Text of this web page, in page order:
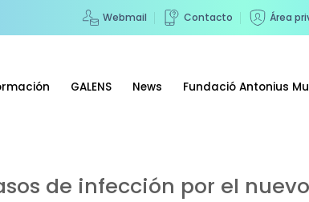
Webmail Contacto Área
GALENS News Fundació Antonius
de infección por el nuevo